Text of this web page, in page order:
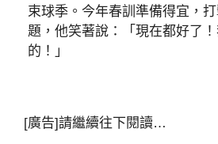
束球季。今年春訓準備得宜，
題，他笑著說：「現在都好了
的！」
[廣告]請繼續往下閱讀…